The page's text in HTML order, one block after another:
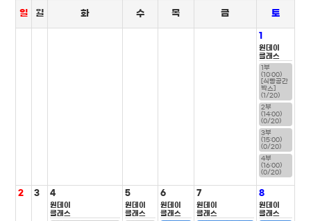
일 월 화 수 목 금 토
1
원데이
클래스
1부
(10:00)
[식빵공간
박스]
(1/20)
2부
(14:00)
(0/20)
3부
(15:00)
(0/20)
4부
(16:00)
(0/20)
2 3 4
원데이
클래스
5
원데이
클래스
6
원데이
클래스
7
원데이
클래스
8
원데이
클래스